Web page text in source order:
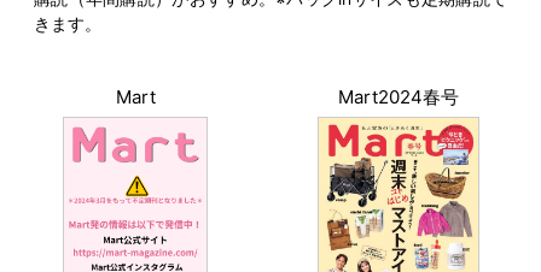
きます。
Mart Mart2024春号